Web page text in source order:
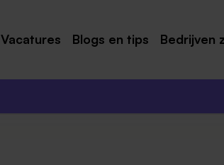
Vacatures
Maastricht
Roermond
Blogs en tips Bedrijven